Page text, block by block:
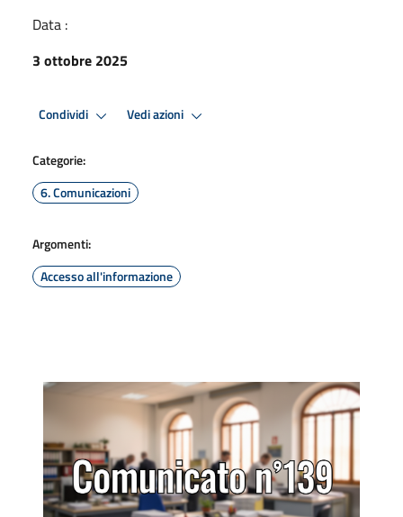
Data :
3 ottobre 2025
Condividi Vedi azioni
Categorie:
6. Comunicazioni
Argomenti:
Accesso all'informazione